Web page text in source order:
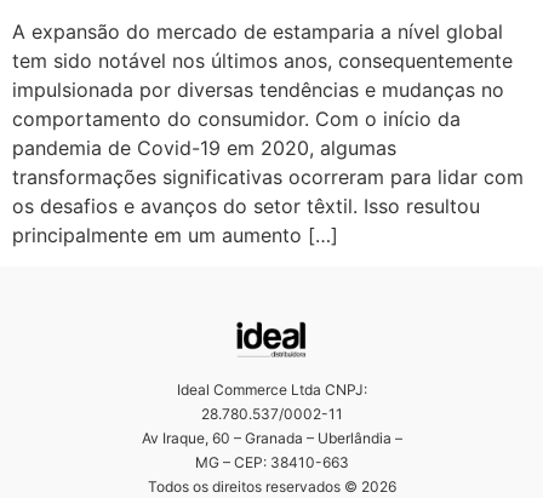
A expansão do mercado de estamparia a nível global
tem sido notável nos últimos anos, consequentemente
impulsionada por diversas tendências e mudanças no
comportamento do consumidor. Com o início da
pandemia de Covid-19 em 2020, algumas
transformações significativas ocorreram para lidar com
os desafios e avanços do setor têxtil. Isso resultou
principalmente em um aumento […]
Ideal Commerce Ltda CNPJ:
28.780.537/0002-11
Av Iraque, 60 – Granada – Uberlândia –
MG – CEP: 38410-663
Todos os direitos reservados © 2026